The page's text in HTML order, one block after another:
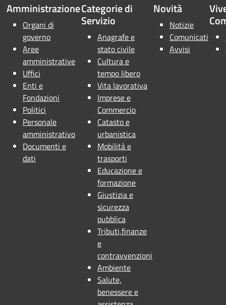
Amministrazione
Organi di
governo
Aree
amministrative
Uffici
Enti e
Fondazioni
Politici
Personale
amministrativo
Documenti e
dati
Categorie di
Servizio
Anagrafe e
stato civile
Cultura e
tempo libero
Vita lavorativa
Imprese e
Commercio
Catasto e
urbanistica
Mobilità e
trasporti
Educazione e
formazione
Giustizia e
sicurezza
pubblica
Tributi,finanze
e
contravvenzioni
Ambiente
Salute,
benessere e
Novità
Notizie
Comunicati
Avvisi